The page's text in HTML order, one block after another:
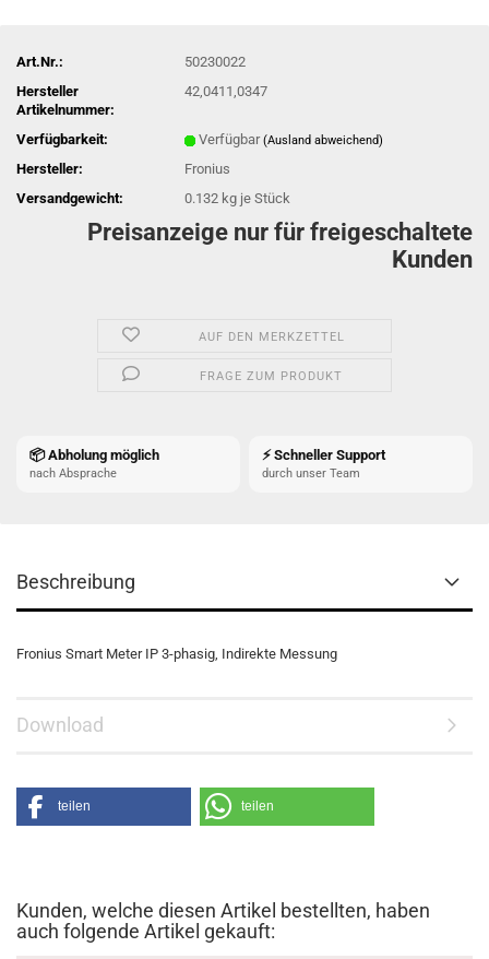
Art.Nr.:
50230022
Hersteller
Artikelnummer:
42,0411,0347
Verfügbarkeit: Verfügbar(Ausland abweichend)
Hersteller:
Fronius
Versandgewicht:
0.132 kg je Stück
Preisanzeige nur für freigeschaltete
Kunden
AUF DEN MERKZETTEL
FRAGE ZUM PRODUKT
📦 Abholung möglich
nach Absprache
⚡ Schneller Support
durch unser Team
Beschreibung
Fronius Smart Meter IP 3-phasig, Indirekte Messung
Download
teilen teilen
Kunden, welche diesen Artikel bestellten, haben
auch folgende Artikel gekauft: